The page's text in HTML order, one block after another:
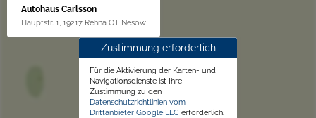
Autohaus Carlsson
Hauptstr. 1, 19217 Rehna OT Nesow
Zustimmung erforderlich
Für die Aktivierung der Karten- und
Navigationsdienste ist Ihre
Zustimmung zu den
Datenschutzrichtlinien vom
Drittanbieter Google LLC erforderlich.